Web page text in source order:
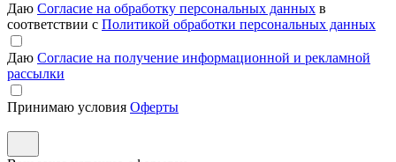
Даю Согласие на обработку персональных данных в
соответствии с Политикой обработки персональных данных
Даю Согласие на получение информационной и рекламной
рассылки
Принимаю условия Оферты